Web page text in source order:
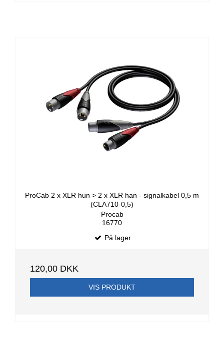
ProCab 2 x XLR hun > 2 x XLR han - signalkabel 0,5 m
(CLA710-0,5)
Procab
16770
På lager
120,00 DKK
VIS PRODUKT